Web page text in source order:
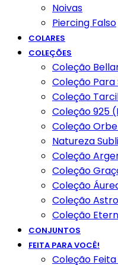
Noivas
Piercing Falso
COLARES
COLEÇÕES
Coleção
Coleção
Coleção
Coleção 925
Coleção
Natureza
Coleção
Coleção
Coleção
Coleção
Coleção
CONJUNTOS
FEITA PARA VOCÊ!
Coleção